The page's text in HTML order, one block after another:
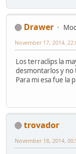
Drawer
November 17, 2014,
Los terraclips la
desmontarlos y no
Para mi esa fue la
trovador
November 18, 2014,